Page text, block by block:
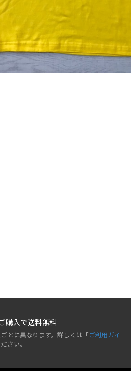
購入で送料無料
とに異なります。詳しくは「ご利用ガイ
さい。